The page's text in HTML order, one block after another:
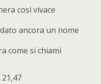
così vivace
ancora un nome
come si chiami